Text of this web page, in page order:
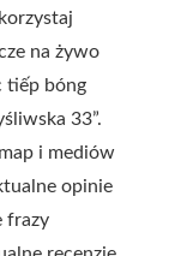
na żywo
tiếp bóng
33”.
i mediów
opinie
frazy